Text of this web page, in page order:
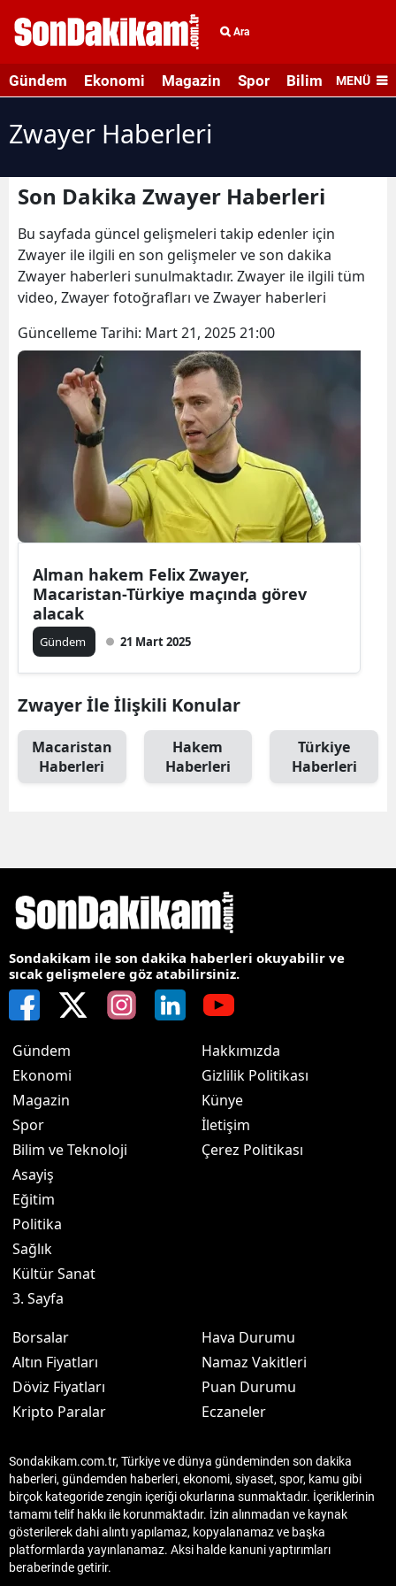
Ara
Gündem Ekonomi Magazin Spor Bilim veMENÜ
Zwayer Haberleri
Son Dakika Zwayer Haberleri
Bu sayfada güncel gelişmeleri takip edenler için
Zwayer ile ilgili en son gelişmeler ve son dakika
Zwayer haberleri sunulmaktadır. Zwayer ile ilgili tüm
video, Zwayer fotoğrafları ve Zwayer haberleri
Güncelleme Tarihi: Mart 21, 2025 21:00
Alman hakem Felix Zwayer,
Macaristan-Türkiye maçında görev
alacak
Gündem 21 Mart 2025
Zwayer İle İlişkili Konular
Macaristan
Haberleri
Hakem
Haberleri
Türkiye
Haberleri
Sondakikam ile son dakika haberleri okuyabilir ve
sıcak gelişmelere göz atabilirsiniz.
Gündem
Ekonomi
Magazin
Spor
Bilim ve Teknoloji
Asayiş
Eğitim
Politika
Sağlık
Kültür Sanat
3. Sayfa
Hakkımızda
Gizlilik Politikası
Künye
İletişim
Çerez Politikası
Borsalar
Altın Fiyatları
Döviz Fiyatları
Kripto Paralar
Hava Durumu
Namaz Vakitleri
Puan Durumu
Eczaneler
Sondakikam.com.tr, Türkiye ve dünya gündeminden son dakika
haberleri, gündemden haberleri, ekonomi, siyaset, spor, kamu gibi
birçok kategoride zengin içeriği okurlarına sunmaktadır. İçeriklerinin
tamamı telif hakkı ile korunmaktadır. İzin alınmadan ve kaynak
gösterilerek dahi alıntı yapılamaz, kopyalanamaz ve başka
platformlarda yayınlanamaz. Aksi halde kanuni yaptırımları
beraberinde getirir.